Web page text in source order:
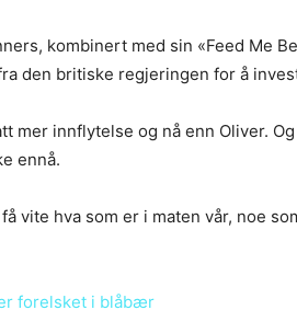
kombinert med sin «Feed Me
den britiske regjeringen for å
mer innflytelse og nå enn Oliver.
ennå.
vite hva som er i maten vår, noe
forelsket i blåbær